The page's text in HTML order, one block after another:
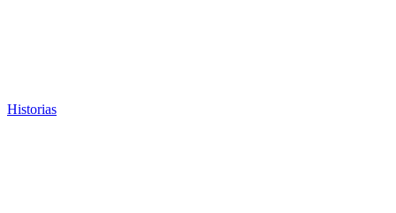
Historias